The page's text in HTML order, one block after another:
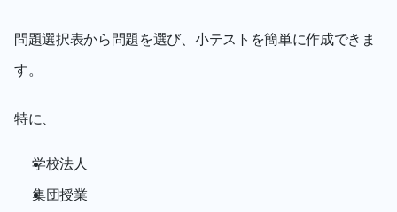
問題選択表から問題を選び、小テストを簡単に作成できま
す。
特に、
学校法人
集団授業